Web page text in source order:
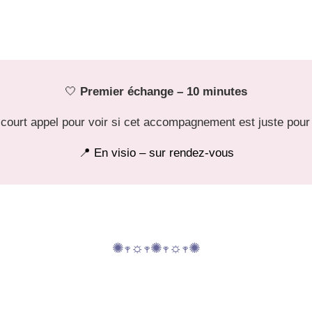
🤍 Premier échange – 10 minutes
appel pour voir si cet accompagnement est juste
📍 En visio – sur rendez-vous
✺𖥧☼𖥧✺𖥧☼𖥧✺